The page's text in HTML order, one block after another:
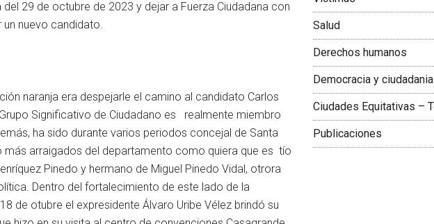
29 de octubre de 2023 y dejar a Fuerza Ciudadana con
nuevo candidato.
naranja era despejarle el camino al candidato Carlos
Significativo de Ciudadano es realmente miembro
ha sido durante varios periodos concejal de Santa
más arraigados del departamento como quiera que es tío
Pinedo y hermano de Miguel Pinedo Vidal, otrora
Dentro del fortalecimiento de este lado de la
de otubre el expresidente Álvaro Uribe Vélez brindó su
Salud
Derechos humanos
Democracia y ciudadania
Ciudades Equitativas –
Publicaciones